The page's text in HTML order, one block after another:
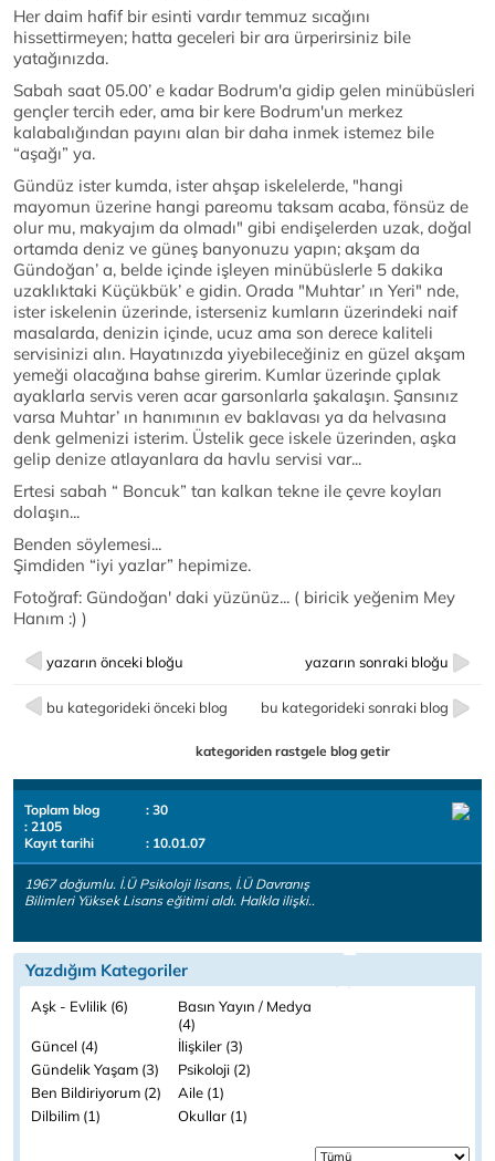
Her daim hafif bir esinti vardır temmuz sıcağını
hissettirmeyen; hatta geceleri bir ara ürperirsiniz bile
yatağınızda.
Sabah saat 05.00’ e kadar Bodrum'a gidip gelen minübüsleri
gençler tercih eder, ama bir kere Bodrum'un merkez
kalabalığından payını alan bir daha inmek istemez bile
“aşağı” ya.
Gündüz ister kumda, ister ahşap iskelelerde, "hangi
mayomun üzerine hangi pareomu taksam acaba, fönsüz de
olur mu, makyajım da olmadı" gibi endişelerden uzak, doğal
ortamda deniz ve güneş banyonuzu yapın; akşam da
Gündoğan’ a, belde içinde işleyen minübüslerle 5 dakika
uzaklıktaki Küçükbük’ e gidin. Orada "Muhtar’ ın Yeri" nde,
ister iskelenin üzerinde, isterseniz kumların üzerindeki naif
masalarda, denizin içinde, ucuz ama son derece kaliteli
servisinizi alın. Hayatınızda yiyebileceğiniz en güzel akşam
yemeği olacağına bahse girerim. Kumlar üzerinde çıplak
ayaklarla servis veren acar garsonlarla şakalaşın. Şansınız
varsa Muhtar’ ın hanımının ev baklavası ya da helvasına
denk gelmenizi isterim. Üstelik gece iskele üzerinden, aşka
gelip denize atlayanlara da havlu servisi var...
Ertesi sabah “ Boncuk” tan kalkan tekne ile çevre koyları
dolaşın...
Benden söylemesi...
Şimdiden “iyi yazlar” hepimize.
Fotoğraf: Gündoğan' daki yüzünüz... ( biricik yeğenim Mey
Hanım :) )
yazarın önceki bloğu yazarın sonraki bloğu
bu kategorideki önceki blog bu kategorideki sonraki blog
kategoriden rastgele blog getir
Toplam blog
: 30
: 2105
Kayıt tarihi
: 10.01.07
1967 doğumlu. İ.Ü Psikoloji lisans, İ.Ü Davranış
Bilimleri Yüksek Lisans eğitimi aldı. Halkla ilişki..
Yazdığım Kategoriler
Aşk - Evlilik (6) Basın Yayın / Medya
(4)
Güncel (4)
İlişkiler (3)
Gündelik Yaşam (3)
Psikoloji (2)
Ben Bildiriyorum (2)
Aile (1)
Dilbilim (1)
Okullar (1)